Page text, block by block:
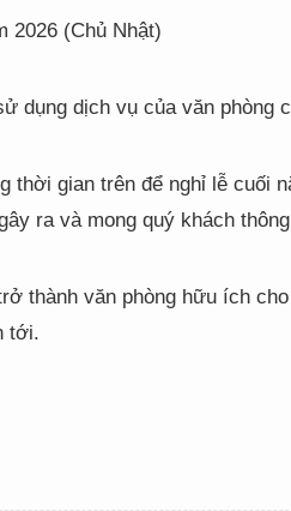
2026 (Chủ Nhật)
dụng dịch vụ của văn phòng
thời gian trên để nghỉ lễ cuối
ra và mong quý khách
thành văn phòng hữu ích
tới.